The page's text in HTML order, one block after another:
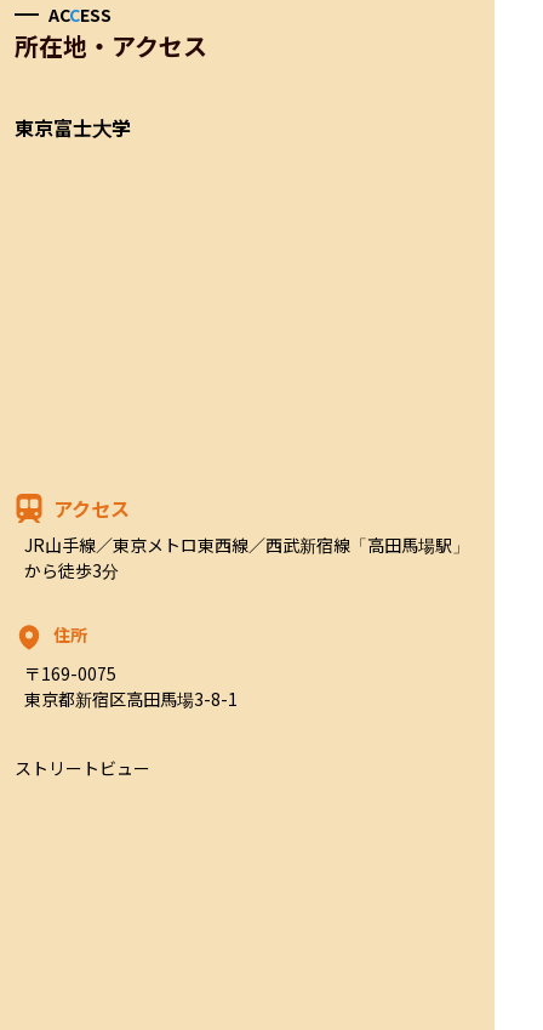
ACCESS
所在地・アクセス
東京富士大学
アクセス
JR山手線／東京メトロ東西線／西武新宿線「高田馬場駅」
から徒歩3分
住所
〒169-0075
東京都新宿区高田馬場3-8-1
ストリートビュー